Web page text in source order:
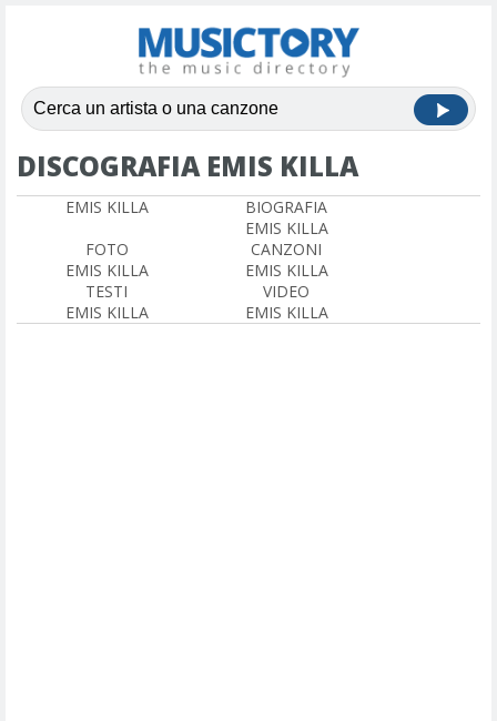
DISCOGRAFIA EMIS KILLA
EMIS KILLA
BIOGRAFIA
EMIS KILLA
FOTO
EMIS KILLA
CANZONI
EMIS KILLA
TESTI
EMIS KILLA
VIDEO
EMIS KILLA